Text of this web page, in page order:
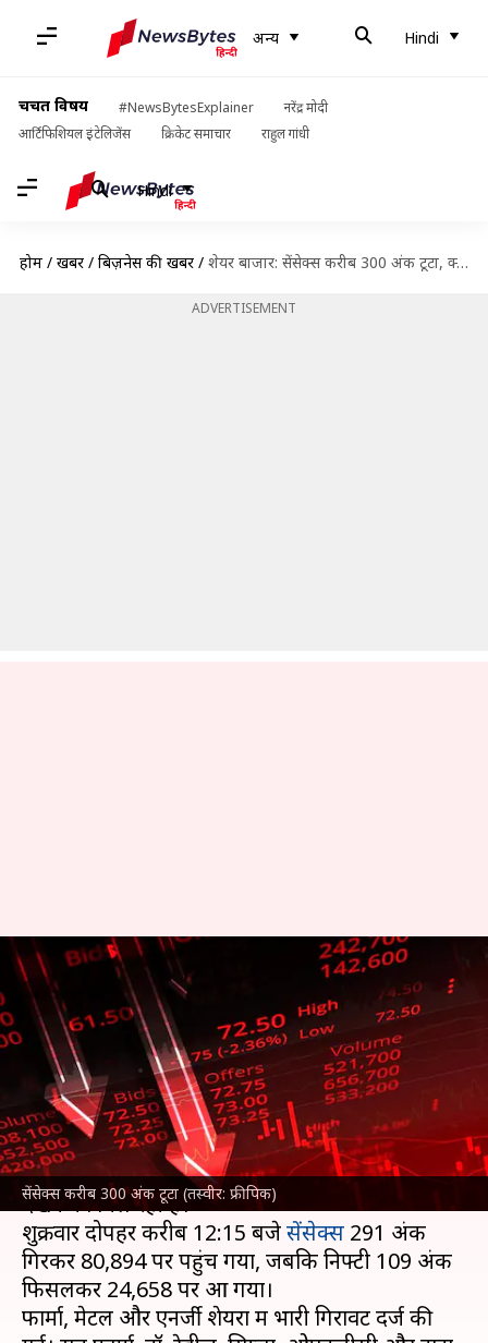
अन्य Hindi
चर्चित विषय #NewsBytesExplainer
नरेंद्र मोदी
आर्टिफिशियल इंटेलिजेंस
क्रिकेट समाचार राहुल गांधी
Hindi
होम / खबरें / बिज़नेस की खबरें / शेयर बाजार: सेंसेक्स करीब 300 अंक टूटा, क्या है बाजार में गिरावट की वजहें?
ADVERTISEMENT
सेंसेक्स करीब 300 अंक टूटा (तस्वीर: फ्रीपिक)
शेयर बाजार: सेंसेक्स करीब 300 अंक
टूटा, क्या है बाजार में गिरावट की
वजहें?
बिश्वजीत कुमार Aug 01, 2025 02:58 pm
क्या है खबर?
भारतीय शेयर बाजारमें आज (1 अगस्त) भी गिरावट
देखने को मिल रही है।
शुक्रवार दोपहर करीब 12:15 बजेसेंसेक्स 291 अंक
गिरकर 80,894 पर पहुंच गया, जबकि निफ्टी 109 अंक
फिसलकर 24,658 पर आ गया।
फार्मा, मेटल और एनर्जी शेयरों में भारी गिरावट दर्ज की